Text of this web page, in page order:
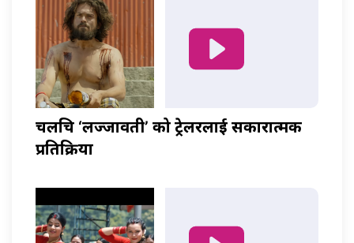
चलचित्र ‘लज्जावती’ को ट्रेलरलाई सकारात्मक
प्रतिक्रिया